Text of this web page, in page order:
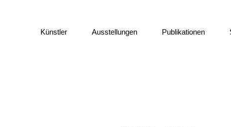
Künstler Ausstellungen Publikationen